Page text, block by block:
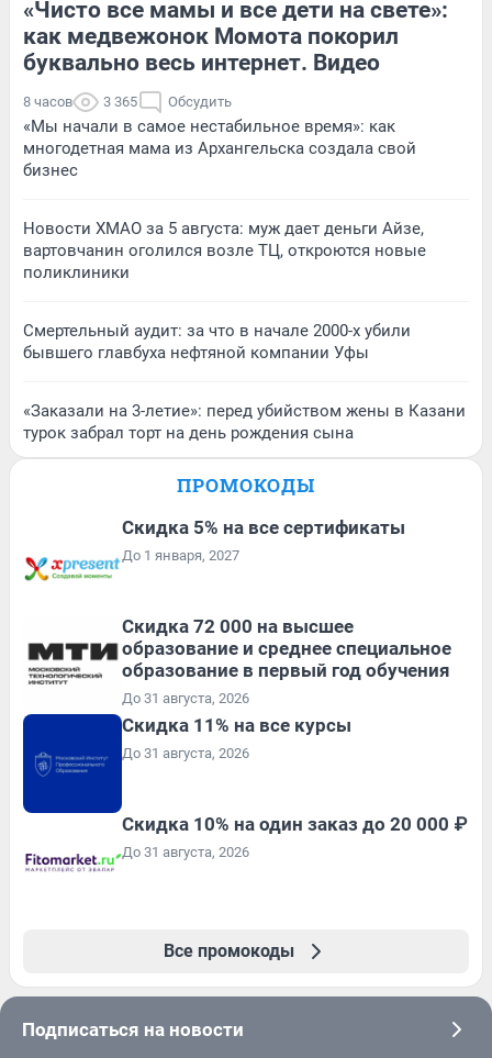
«Чисто все мамы и все дети на свете»:
как медвежонок Момота покорил
буквально весь интернет. Видео
8 часов 3 365 Обсудить
«Мы начали в самое нестабильное время»: как
многодетная мама из Архангельска создала свой
бизнес
Новости ХМАО за 5 августа: муж дает деньги Айзе,
вартовчанин оголился возле ТЦ, откроются новые
поликлиники
Смертельный аудит: за что в начале 2000-х убили
бывшего главбуха нефтяной компании Уфы
«Заказали на 3-летие»: перед убийством жены в Казани
турок забрал торт на день рождения сына
ПРОМОКОДЫ
Скидка 5% на все сертификаты
До 1 января, 2027
Скидка 72 000 на высшее
образование и среднее специальное
образование в первый год обучения
До 31 августа, 2026
Скидка 11% на все курсы
До 31 августа, 2026
Скидка 10% на один заказ до 20 000 ₽
До 31 августа, 2026
Все промокоды
Подписаться на новости